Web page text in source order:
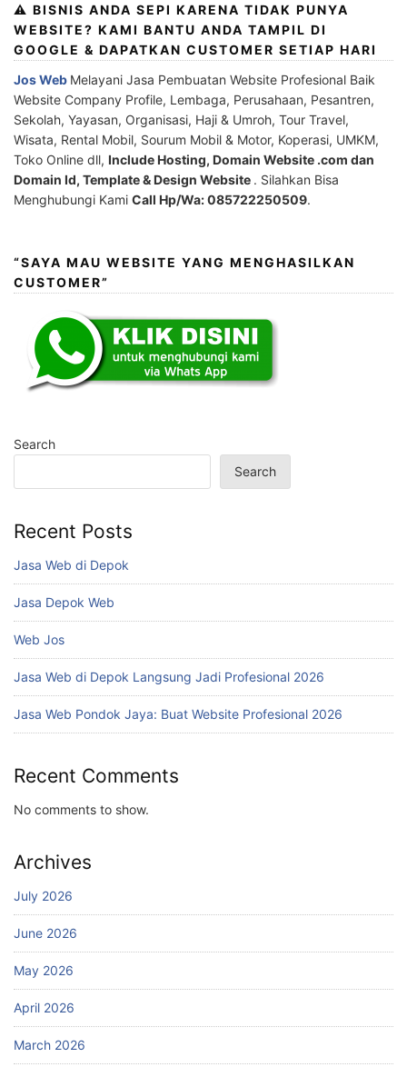
⚠️ BISNIS ANDA SEPI KARENA TIDAK PUNYA
WEBSITE? KAMI BANTU ANDA TAMPIL DI
GOOGLE & DAPATKAN CUSTOMER SETIAP HARI
Jos Web Melayani Jasa Pembuatan Website Profesional Baik
Website Company Profile, Lembaga, Perusahaan, Pesantren,
Sekolah, Yayasan, Organisasi, Haji & Umroh, Tour Travel,
Wisata, Rental Mobil, Sourum Mobil & Motor, Koperasi, UMKM,
Toko Online dll, Include Hosting, Domain Website .com dan
Domain Id, Template & Design Website . Silahkan Bisa
Menghubungi Kami Call Hp/Wa: 085722250509.
“SAYA MAU WEBSITE YANG MENGHASILKAN
CUSTOMER”
Search
Search
Recent Posts
Jasa Web di Depok
Jasa Depok Web
Web Jos
Jasa Web di Depok Langsung Jadi Profesional 2026
Jasa Web Pondok Jaya: Buat Website Profesional 2026
Recent Comments
No comments to show.
Archives
July 2026
June 2026
May 2026
April 2026
March 2026